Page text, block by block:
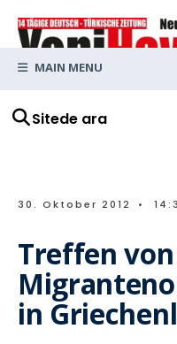
Sitede ara
MAIN MENU
30. Oktober 2012 •
Treffen von
in